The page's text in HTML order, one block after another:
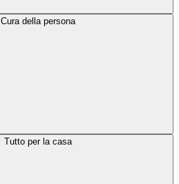
Cura della persona
Tutto per la casa